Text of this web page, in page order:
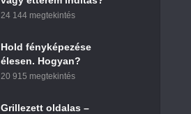
24 144 megtekintés
Hold fényképezése
élesen. Hogyan?
20 915 megtekintés
Grillezett oldalas –